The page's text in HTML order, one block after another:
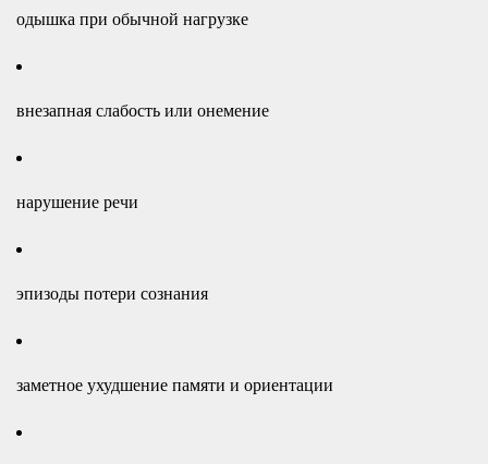
одышка при обычной нагрузке
внезапная слабость или онемение
нарушение речи
эпизоды потери сознания
заметное ухудшение памяти и ориентации